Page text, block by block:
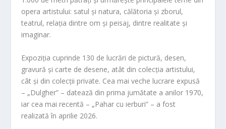
opera artistului: satul și natura, călătoria și zborul,
teatrul, relația dintre om și peisaj, dintre realitate și
imaginar.
Expoziția cuprinde 130 de lucrări de pictură, desen,
gravură și carte de desene, atât din colecția artistului,
cât și din colecții private. Cea mai veche lucrare expusă
– „Dulgher” – datează din prima jumătate a anilor 1970,
iar cea mai recentă – „Pahar cu ierburi” – a fost
realizată în aprilie 2026.